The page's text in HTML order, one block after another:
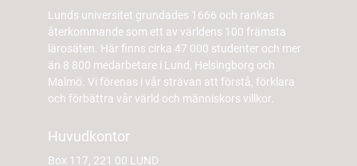
Lunds universitet grundades 1666 och rankas
återkommande som ett av världens 100 främsta
lärosäten. Här finns cirka 47 000 studenter och mer
än 8 800 medarbetare i Lund, Helsingborg och
Malmö. Vi förenas i vår strävan att förstå, förklara
och förbättra vår värld och människors villkor.
Huvudkontor
Box 117, 221 00 LUND